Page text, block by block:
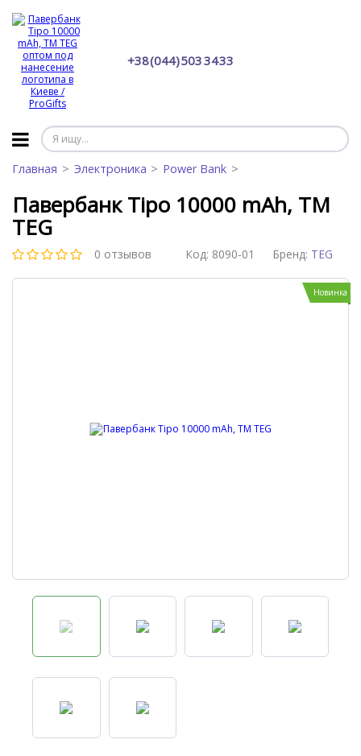
+38 (044) 503 34 33
Главная Электроника Power Bank
Павербанк Tipo 10000 mAh, ТМ
TEG
0 отзывов Бренд: TEG
Код: 8090-01
Новинка